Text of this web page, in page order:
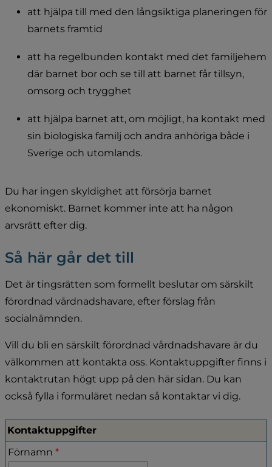
att hjälpa till med den långsiktiga planeringen för
barnets framtid
att ha regelbunden kontakt med det familjehem
där barnet bor och se till att barnet får tillsyn,
omsorg och trygghet
att hjälpa barnet att, om möjligt, ha kontakt med
sin biologiska familj och andra anhöriga både i
Sverige och utomlands.
Du har ingen skyldighet att försörja barnet
ekonomiskt. Barnet kommer inte att ha någon
arvsrätt efter dig.
Så här går det till
Det är tingsrätten som formellt beslutar om särskilt
förordnad vårdnadshavare, efter förslag från
socialnämnden.
Vill du bli en särskilt förordnad vårdnadshavare är du
välkommen att kontakta oss. Kontaktuppgifter finns i
kontaktrutan högt upp på den här sidan. Du kan
också fylla i formuläret nedan så kontaktar vi dig.
Kontaktuppgifter
Kontaktuppgifter
Förnamn *(obligatorisk)